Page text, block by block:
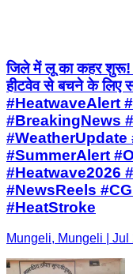
जिले में लू का कहर शुरू!
हीटवेव से बचने के लिए
#HeatwaveAlert
#BreakingNews
#SummerAlert
#Heatwave2026
#NewsReels
#HeatStroke
Mungeli, Mungeli | Jul